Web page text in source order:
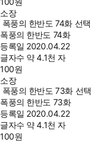
소장
폭풍의 한반도 74화 선택
폭풍의 한반도 74화
등록일 2020.04.22
글자수 약 4.1천 자
100원
소장
폭풍의 한반도 73화 선택
폭풍의 한반도 73화
등록일 2020.04.22
글자수 약 4.1천 자
100원